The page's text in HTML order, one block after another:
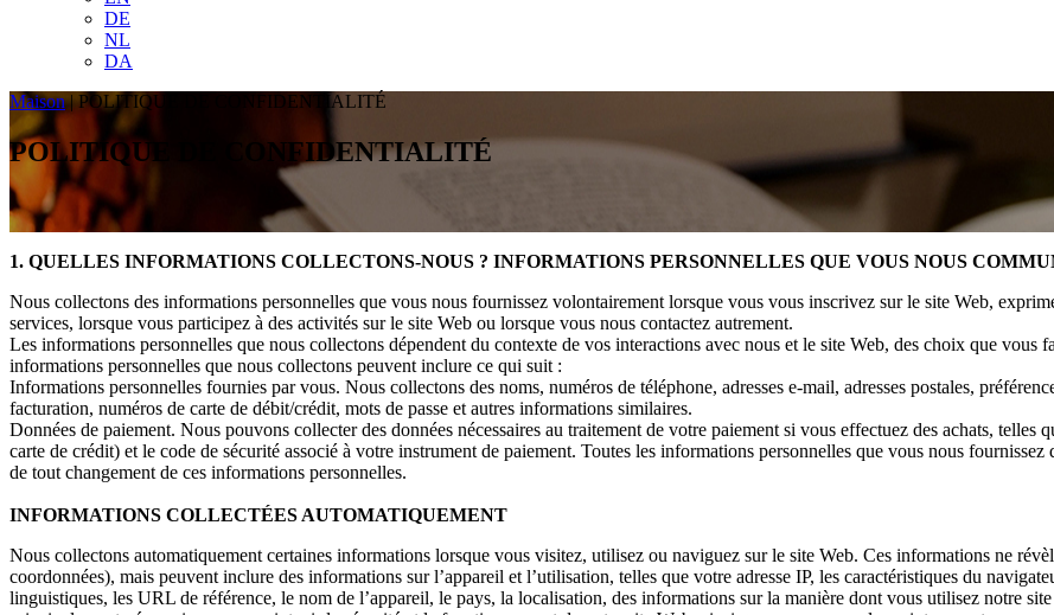
DE
NL
DA
Maison|POLITIQUE DE CONFIDENTIALITÉ
POLITIQUE DE CONFIDENTIALITÉ
1. QUELLES INFORMATIONS COLLECTONS-NOUS ? INFORMATIONS PERSONNELLES QUE VOUS NOUS
Nous collectons des informations personnelles que vous nous fournissez volontairement lorsque vous vous inscrivez sur le site Web,
services, lorsque vous participez à des activités sur le site Web ou lorsque vous nous contactez autrement.
Les informations personnelles que nous collectons dépendent du contexte de vos interactions avec nous et le site Web, des choix que vous
informations personnelles que nous collectons peuvent inclure ce qui suit :
Informations personnelles fournies par vous. Nous collectons des noms, numéros de téléphone, adresses e-mail, adresses postales,
facturation, numéros de carte de débit/crédit, mots de passe et autres informations similaires.
Données de paiement. Nous pouvons collecter des données nécessaires au traitement de votre paiement si vous effectuez des achats,
carte de crédit) et le code de sécurité associé à votre instrument de paiement. Toutes les informations personnelles que vous nous
de tout changement de ces informations personnelles.
INFORMATIONS COLLECTÉES AUTOMATIQUEMENT
Nous collectons automatiquement certaines informations lorsque vous visitez, utilisez ou naviguez sur le site Web. Ces informations ne
coordonnées), mais peuvent inclure des informations sur l’appareil et l’utilisation, telles que votre adresse IP, les caractéristiques du
linguistiques, les URL de référence, le nom de l’appareil, le pays, la localisation, des informations sur la manière dont vous utilisez notre